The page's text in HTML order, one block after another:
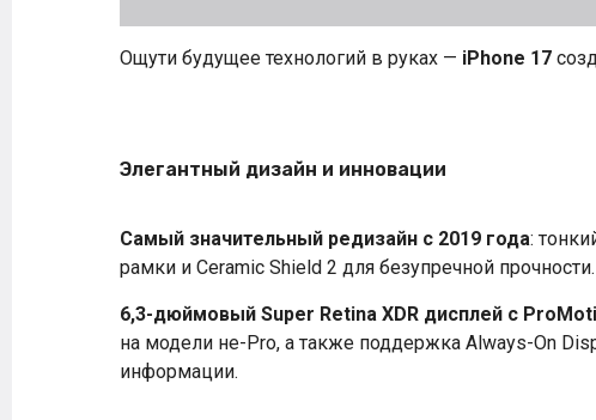
Ощути будущее технологий в руках — iPhone 17
Элегантный дизайн и инновации
Самый значительный редизайн с 2019 года:
рамки и Ceramic Shield 2 для безупречной прочности.
6,3-дюймовый Super Retina XDR дисплей с
на модели не-Pro, а также поддержка Always-On
информации.